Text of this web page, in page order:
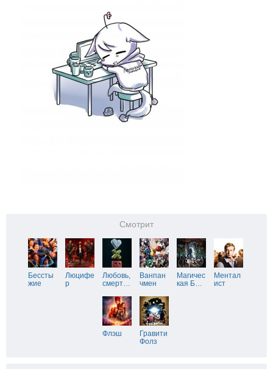
Смотрит
Бессты
жие
Люцифе
р
Любовь,
смерт…
Ванпан
чмен
Магичес
кая Б…
Ментал
ист
Флэш
Гравити
Фолз